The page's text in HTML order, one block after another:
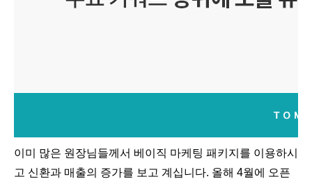
이미 많은 원장님들께서 베이직 마케팅 패키지를 이용하시
고 신환과 매출의 증가를 보고 계십니다. 올해 4월에 오픈